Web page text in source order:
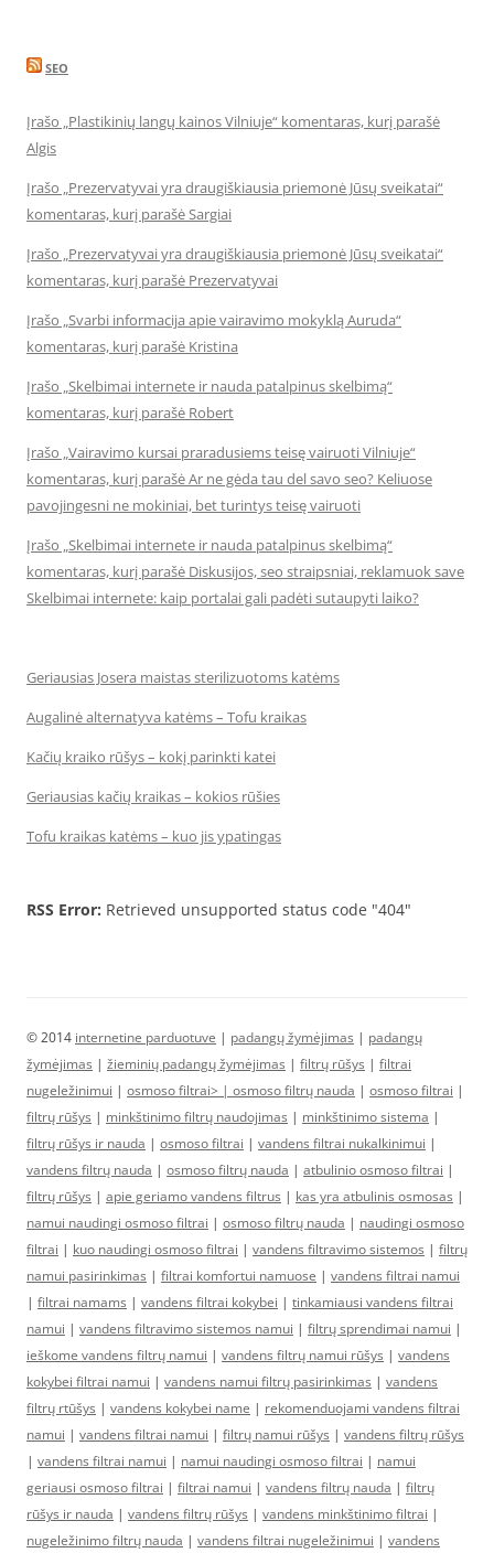
SEO
Įrašo „Plastikinių langų kainos Vilniuje“ komentaras, kurį parašė
Algis
Įrašo „Prezervatyvai yra draugiškiausia priemonė Jūsų sveikatai“
komentaras, kurį parašė Sargiai
Įrašo „Prezervatyvai yra draugiškiausia priemonė Jūsų sveikatai“
komentaras, kurį parašė Prezervatyvai
Įrašo „Svarbi informacija apie vairavimo mokyklą Auruda“
komentaras, kurį parašė Kristina
Įrašo „Skelbimai internete ir nauda patalpinus skelbimą“
komentaras, kurį parašė Robert
Įrašo „Vairavimo kursai praradusiems teisę vairuoti Vilniuje“
komentaras, kurį parašė Ar ne gėda tau del savo seo? Keliuose
pavojingesni ne mokiniai, bet turintys teisę vairuoti
Įrašo „Skelbimai internete ir nauda patalpinus skelbimą“
komentaras, kurį parašė Diskusijos, seo straipsniai, reklamuok save
Skelbimai internete: kaip portalai gali padėti sutaupyti laiko?
Geriausias Josera maistas sterilizuotoms katėms
Augalinė alternatyva katėms – Tofu kraikas
Kačių kraiko rūšys – kokį parinkti katei
Geriausias kačių kraikas – kokios rūšies
Tofu kraikas katėms – kuo jis ypatingas
RSS Error: Retrieved unsupported status code "404"
© 2014 internetine parduotuve | padangų žymėjimas | padangų
žymėjimas | žieminių padangų žymėjimas | filtrų rūšys | filtrai
nugeležinimui | osmoso filtrai> | osmoso filtrų nauda | osmoso filtrai |
filtrų rūšys | minkštinimo filtrų naudojimas | minkštinimo sistema |
filtrų rūšys ir nauda | osmoso filtrai | vandens filtrai nukalkinimui |
vandens filtrų nauda | osmoso filtrų nauda | atbulinio osmoso filtrai |
filtrų rūšys | apie geriamo vandens filtrus | kas yra atbulinis osmosas |
namui naudingi osmoso filtrai | osmoso filtrų nauda | naudingi osmoso
filtrai | kuo naudingi osmoso filtrai | vandens filtravimo sistemos | filtrų
namui pasirinkimas | filtrai komfortui namuose | vandens filtrai namui
| filtrai namams | vandens filtrai kokybei | tinkamiausi vandens filtrai
namui | vandens filtravimo sistemos namui | filtrų sprendimai namui |
ieškome vandens filtrų namui | vandens filtrų namui rūšys | vandens
kokybei filtrai namui | vandens namui filtrų pasirinkimas | vandens
filtrų rtūšys | vandens kokybei name | rekomenduojami vandens filtrai
namui | vandens filtrai namui | filtrų namui rūšys | vandens filtrų rūšys
| vandens filtrai namui | namui naudingi osmoso filtrai | namui
geriausi osmoso filtrai | filtrai namui | vandens filtrų nauda | filtrų
rūšys ir nauda | vandens filtrų rūšys | vandens minkštinimo filtrai |
nugeležinimo filtrų nauda | vandens filtrai nugeležinimui | vandens